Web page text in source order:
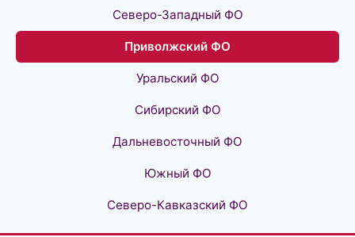
Северо-Западный ФО
Приволжский ФО
Уральский ФО
Сибирский ФО
Дальневосточный ФО
Южный ФО
Северо-Кавказский ФО